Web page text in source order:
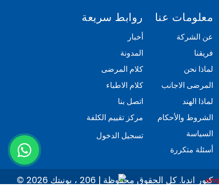
معلومات عنا
عن الشركة
فريقنا
لماذا نحن
المرضى الاجانب
لماذا الهند
الشروط والأحكام
السياسة
أسئلة متكررة
روابط سريعة
أخبار
المدونة
كلام المرضى
كلام الاطباء
اتصل بنا
مركز تقييم الكلفة
تسجيل الدخول
© 2026 كيور انديا. كل الحقوق محفوظة | 206 ، يونيتك